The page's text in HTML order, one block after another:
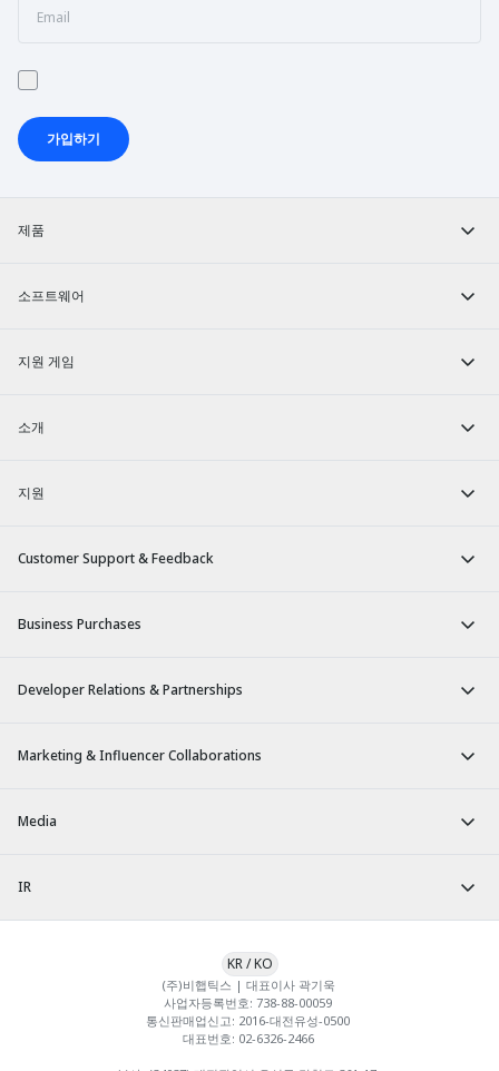
제품
소프트웨어
지원 게임
소개
지원
Customer Support & Feedback
Business Purchases
Developer Relations & Partnerships
Marketing & Influencer Collaborations
Media
IR
가입하기
(주)비햅틱스 | 대표이사 곽기욱
사업자등록번호: 738-88-00059
통신판매업신고: 2016-대전유성-0500
대표번호: 02-6326-2466
KR/KO